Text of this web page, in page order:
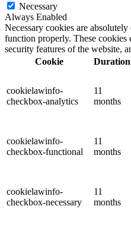
Necessary
Always Enabled
Necessary cookies are
function properly. These cookies
security features of the website,
Cookie
Duration
cookielawinfo-
checkbox-analytics
11
months
cookielawinfo-
checkbox-functional
11
months
cookielawinfo-
checkbox-necessary
11
months